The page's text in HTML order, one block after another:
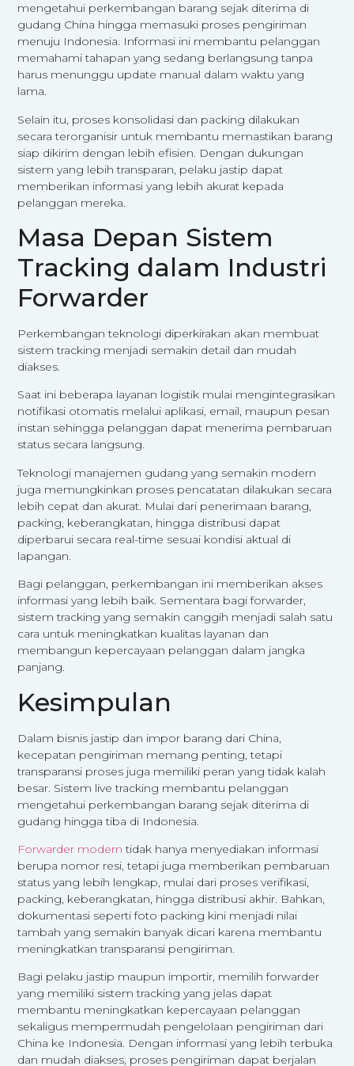
mengetahui perkembangan barang sejak diterima di
gudang China hingga memasuki proses pengiriman
menuju Indonesia. Informasi ini membantu pelanggan
memahami tahapan yang sedang berlangsung tanpa
harus menunggu update manual dalam waktu yang
lama.
Selain itu, proses konsolidasi dan packing dilakukan
secara terorganisir untuk membantu memastikan barang
siap dikirim dengan lebih efisien. Dengan dukungan
sistem yang lebih transparan, pelaku jastip dapat
memberikan informasi yang lebih akurat kepada
pelanggan mereka.
Masa Depan Sistem
Tracking dalam Industri
Forwarder
Perkembangan teknologi diperkirakan akan membuat
sistem tracking menjadi semakin detail dan mudah
diakses.
Saat ini beberapa layanan logistik mulai mengintegrasikan
notifikasi otomatis melalui aplikasi, email, maupun pesan
instan sehingga pelanggan dapat menerima pembaruan
status secara langsung.
Teknologi manajemen gudang yang semakin modern
juga memungkinkan proses pencatatan dilakukan secara
lebih cepat dan akurat. Mulai dari penerimaan barang,
packing, keberangkatan, hingga distribusi dapat
diperbarui secara real-time sesuai kondisi aktual di
lapangan.
Bagi pelanggan, perkembangan ini memberikan akses
informasi yang lebih baik. Sementara bagi forwarder,
sistem tracking yang semakin canggih menjadi salah satu
cara untuk meningkatkan kualitas layanan dan
membangun kepercayaan pelanggan dalam jangka
panjang.
Kesimpulan
Dalam bisnis jastip dan impor barang dari China,
kecepatan pengiriman memang penting, tetapi
transparansi proses juga memiliki peran yang tidak kalah
besar. Sistem live tracking membantu pelanggan
mengetahui perkembangan barang sejak diterima di
gudang hingga tiba di Indonesia.
Forwarder modern tidak hanya menyediakan informasi
berupa nomor resi, tetapi juga memberikan pembaruan
status yang lebih lengkap, mulai dari proses verifikasi,
packing, keberangkatan, hingga distribusi akhir. Bahkan,
dokumentasi seperti foto packing kini menjadi nilai
tambah yang semakin banyak dicari karena membantu
meningkatkan transparansi pengiriman.
Bagi pelaku jastip maupun importir, memilih forwarder
yang memiliki sistem tracking yang jelas dapat
membantu meningkatkan kepercayaan pelanggan
sekaligus mempermudah pengelolaan pengiriman dari
China ke Indonesia. Dengan informasi yang lebih terbuka
dan mudah diakses, proses pengiriman dapat berjalan